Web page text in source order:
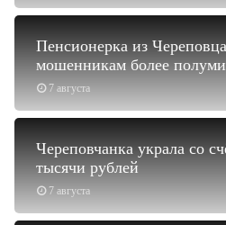
7 августа
Пенсионерка из
мошенникам более
7 августа
Череповчанка украла со
тысячи рублей